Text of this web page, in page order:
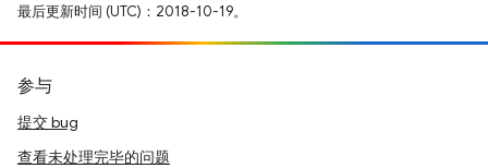
最后更新时间 (UTC)：2018-10-19。
参与
提交 bug
查看未处理完毕的问题